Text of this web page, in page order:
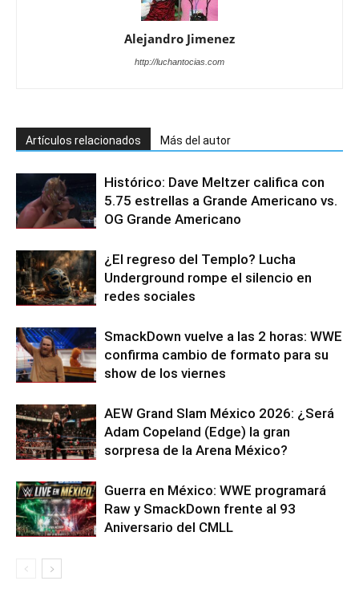
Alejandro Jimenez
http://luchantocias.com
Artículos relacionados Más del autor
Histórico: Dave Meltzer califica con
5.75 estrellas a Grande Americano vs.
OG Grande Americano
¿El regreso del Templo? Lucha
Underground rompe el silencio en
redes sociales
SmackDown vuelve a las 2 horas: WWE
confirma cambio de formato para su
show de los viernes
AEW Grand Slam México 2026: ¿Será
Adam Copeland (Edge) la gran
sorpresa de la Arena México?
Guerra en México: WWE programará
Raw y SmackDown frente al 93
Aniversario del CMLL